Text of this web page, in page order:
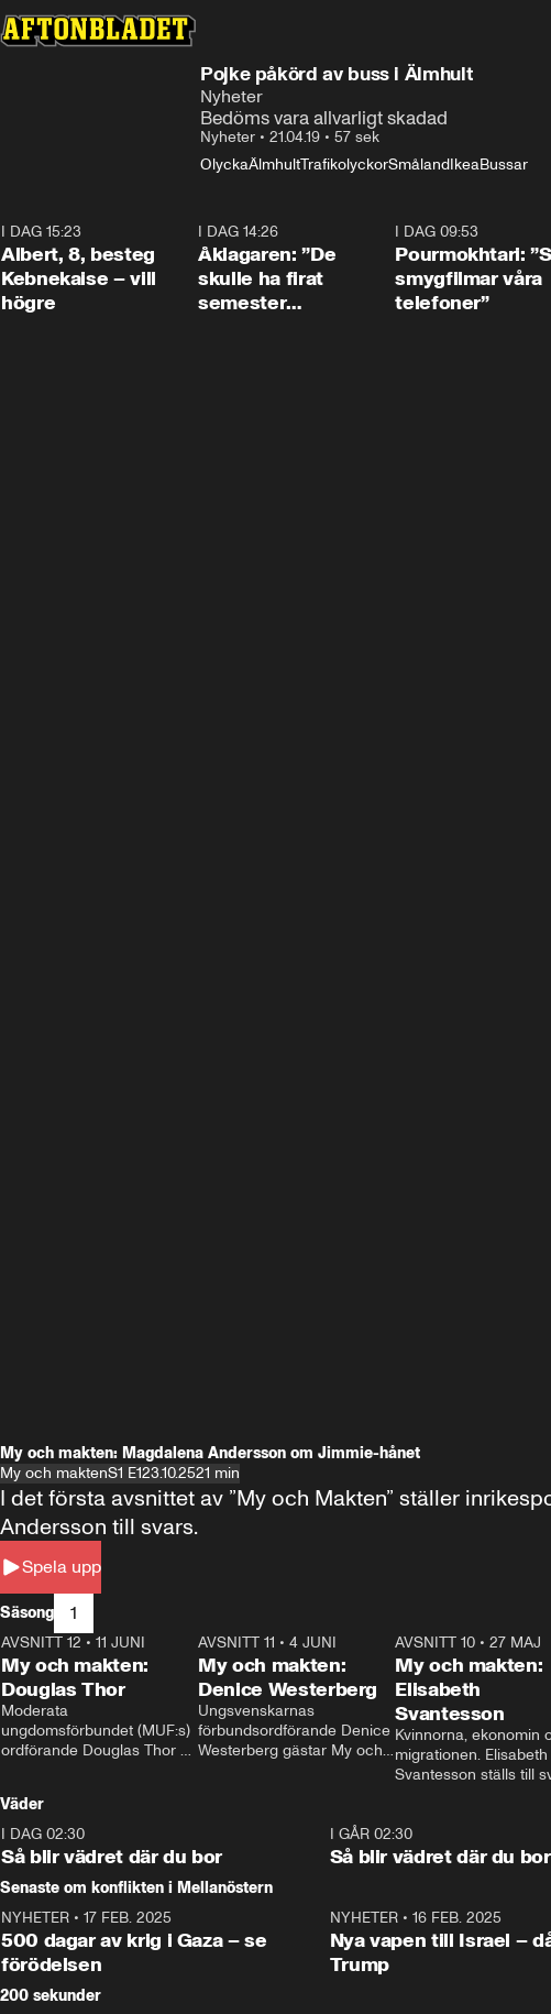
Pojke påkörd av buss i Älmhult
Nyheter
Bedöms vara allvarligt skadad
Nyheter • 21.04.19 • 57 sek
OlyckaÄlmhultTrafikolyckorSmålandIkeaBussar
I DAG 15:23
Albert, 8, besteg
Kebnekaise – vill
högre
I DAG 14:26
Åklagaren: ”De
skulle ha firat
semester
I DAG 09:53
Pourmokhtari: ”S
smygfilmar våra
telefoner”
My och makten: Magdalena Andersson om Jimmie-hånet
My och maktenS1 E123.10.2521 min
Spela upp
I det första avsnittet av ”My och Makten” ställer
Andersson till svars.
Säsong 1
26:27
AVSNITT 12 • 11 JUNI
My och makten:
Douglas Thor
Moderata
ungdomsförbundet (MUF:s)
ordförande Douglas Thor
tonårsutvisningarna och hur
Moderaterna ska locka
väljare till valet i höst.
23:40
AVSNITT 11 •4 JUNI
My och makten:
Denice Westerberg
Ungsvenskarnas
förbundsordförande Denice
Westerberg gästar My och
AVSNITT 10 •27 MAJ
My och makten:
Elisabeth
Svantesson
Kvinnorna, ekonomin
migrationen. Elisabeth
Svantesson ställs till
Väder
I DAG 02:30
Så blir vädret där du bor
I GÅR 02:30
Så blir vädret där du bor
Senaste om konflikten i Mellanöstern
NYHETER • 17 FEB. 2025
500 dagar av krig i Gaza – se
förödelsen
NYHETER• 16 FEB. 2025
Nya vapen till Israel –
Trump
200 sekunder